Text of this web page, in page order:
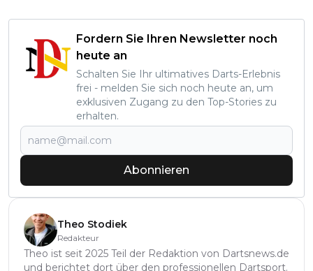
Fordern Sie Ihren Newsletter noch
heute an
Schalten Sie Ihr ultimatives Darts-Erlebnis
frei - melden Sie sich noch heute an, um
exklusiven Zugang zu den Top-Stories zu
erhalten.
Abonnieren
Theo Stodiek
Redakteur
Theo ist seit 2025 Teil der Redaktion von Dartsnews.de
und berichtet dort über den professionellen Dartsport.